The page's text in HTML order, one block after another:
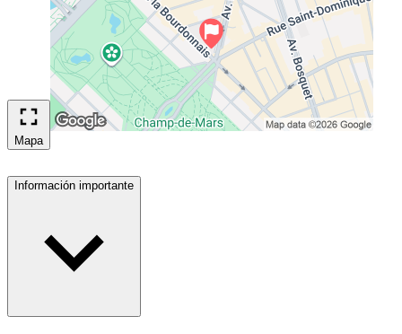
Mapa
Información importante